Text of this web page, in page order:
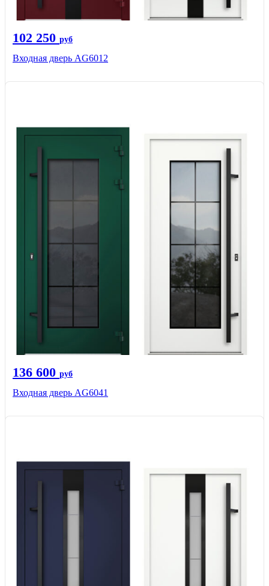
102 250 руб
Входная дверь AG6012
136 600 руб
Входная дверь AG6041